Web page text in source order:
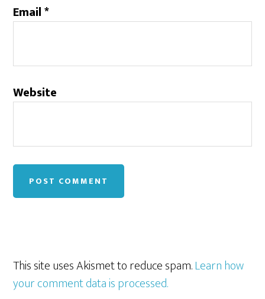
Email*
Website
This site uses Akismet to reduce spam.Learn how
your comment data is processed.